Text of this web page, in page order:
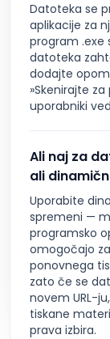
Datoteka se
aplikacije za
program .exe
datoteka
dodajte
»Skenirajte
uporabniki
Ali naj za
ali
Uporabite
spremeni —
programsko
omogočajo
ponovnega
zato če se
novem URL-
tiskane
prava izbira.